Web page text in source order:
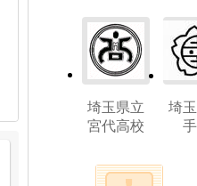
埼玉県立
宮代高校
埼